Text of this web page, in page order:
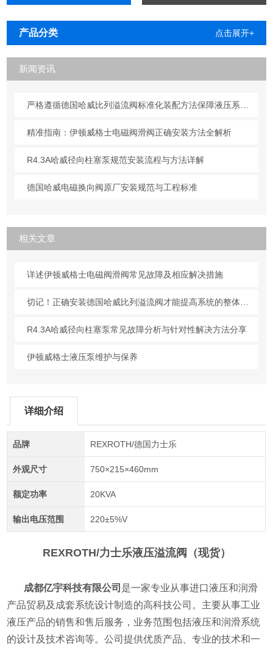
产品分类 点击展开+
新闻资讯
严格遵循德国哈威比列溢流阀标准化装配方法保障液压系统压力调控精准可靠
精准指南：伊顿威格士电磁阀滑阀正确安装方法全解析
R4.3A哈威径向柱塞泵规范安装流程与方法详解
德国哈威电磁换向阀原厂安装规范与工程标准
相关文章
详述伊顿威格士电磁阀滑阀常见故障及相应解决措施
切记！正确安装德国哈威比列溢流阀才能提高系统的整体性能
R4.3A哈威径向柱塞泵常见故障分析与针对性解决方法分享
伊顿威格士液压泵维护与保养
详细介绍
品牌 REXROTH/德国力士乐
外观尺寸 750×215×460mm
额定功率 20KVA
输出电压范围 220±5%V
REXROTH/力士乐液压溢流阀 （现货）
成都亿宇科技有限公司 是一家专业从事进口液压和润滑
产品贸易及成套系统设计制造的高科技公司。主要从事工业
液压产品的销售和售后服务，业务范围包括液压和润滑系统
的设计及技术咨询等。公司提供优质产品、专业的技术和一